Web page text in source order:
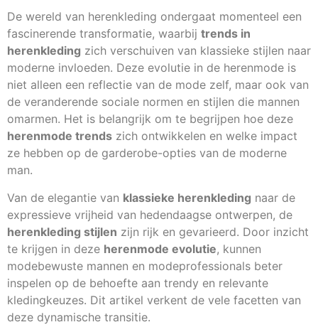
De wereld van herenkleding ondergaat momenteel een
fascinerende transformatie, waarbij trends in
herenkleding zich verschuiven van klassieke stijlen naar
moderne invloeden. Deze evolutie in de herenmode is
niet alleen een reflectie van de mode zelf, maar ook van
de veranderende sociale normen en stijlen die mannen
omarmen. Het is belangrijk om te begrijpen hoe deze
herenmode trends zich ontwikkelen en welke impact
ze hebben op de garderobe-opties van de moderne
man.
Van de elegantie van klassieke herenkleding naar de
expressieve vrijheid van hedendaagse ontwerpen, de
herenkleding stijlen zijn rijk en gevarieerd. Door inzicht
te krijgen in deze herenmode evolutie, kunnen
modebewuste mannen en modeprofessionals beter
inspelen op de behoefte aan trendy en relevante
kledingkeuzes. Dit artikel verkent de vele facetten van
deze dynamische transitie.